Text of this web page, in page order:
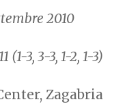
2010
(1-3, 3-3, 1-2, 1-3)
Zagabria